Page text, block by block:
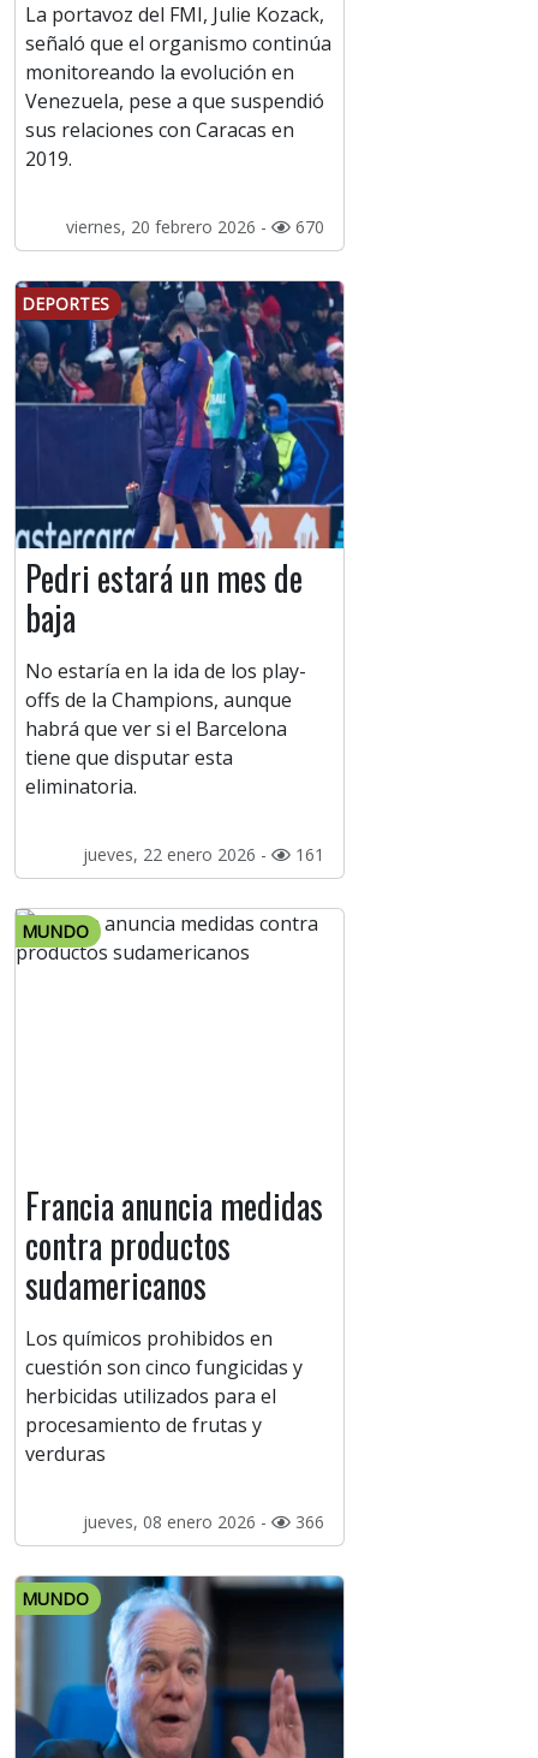
La portavoz del FMI, Julie Kozack,
señaló que el organismo continúa
monitoreando la evolución en
Venezuela, pese a que suspendió
sus relaciones con Caracas en
2019.
viernes, 20 febrero 2026 - 670
DEPORTES
Pedri estará un mes de
baja
No estaría en la ida de los play-
offs de la Champions, aunque
habrá que ver si el Barcelona
tiene que disputar esta
eliminatoria.
jueves, 22 enero 2026 - 161
MUNDO
Francia anuncia medidas
contra productos
sudamericanos
Los químicos prohibidos en
cuestión son cinco fungicidas y
herbicidas utilizados para el
procesamiento de frutas y
verduras
jueves, 08 enero 2026 - 366
MUNDO